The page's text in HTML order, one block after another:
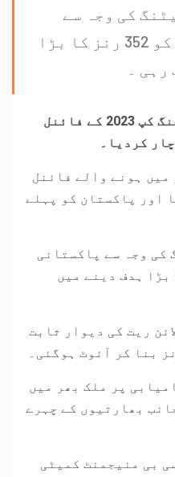
کی وجہ سے
پاکستانی ٹیم بھارت کو 352 رنز کا بڑا
۔
پاکستان نے ایشیا ایمرجنگ کپ 2023 کے فائنل
کردیا۔
میں ہونے والے فائنل
اور پاکستان کو پہلے
کی وجہ سے پاکستانی
352 رنز کا بڑا ہدف دینے میں
ریت کی دیوار ثابت
پر ملک بھر میں
بھارتیوں کے چہرے
بی منیجمنٹ کمیٹی